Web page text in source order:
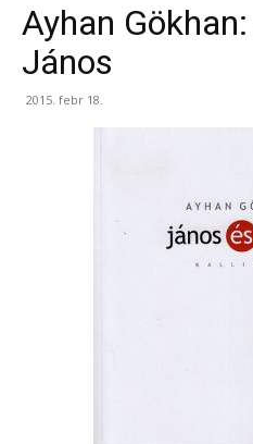
Ayhan
János
2015. febr 18.